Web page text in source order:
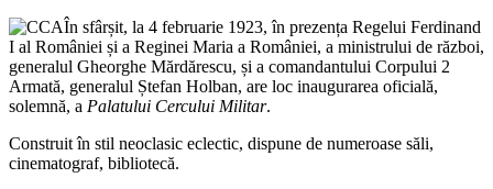
În sfârșit, la 4 februarie 1923, în prezența Regelui Ferdinand
I al României și a Reginei Maria a României, a ministrului de război,
generalul Gheorghe Mărdărescu, și a comandantului Corpului 2
Armată, generalul Ștefan Holban, are loc inaugurarea oficială,
solemnă, a Palatului Cercului Militar.
Construit în stil neoclasic eclectic, dispune de numeroase săli,
cinematograf, bibliotecă.